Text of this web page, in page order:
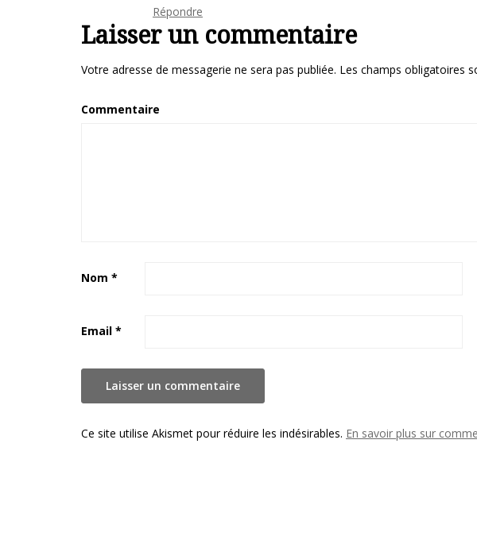
Répondre
Laisser un commentaire
Votre adresse de messagerie ne sera pas publiée. Les champs obligatoires
Commentaire
Nom *
Email *
Ce site utilise Akismet pour réduire les indésirables. En savoir plus sur